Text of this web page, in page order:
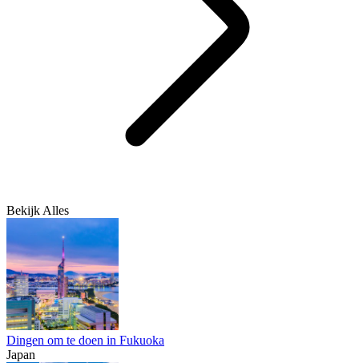
Bekijk Alles
Dingen om te doen in Fukuoka
Japan